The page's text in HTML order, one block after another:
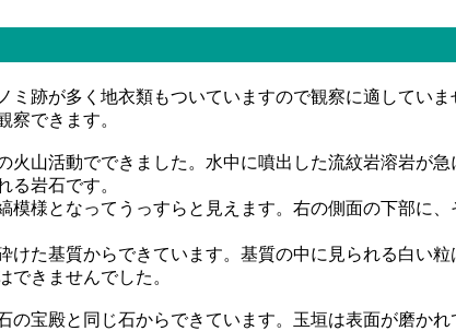
跡が多く地衣類もついていますので観察に適してい
察できます。
山活動でできました。水中に噴出した流紋岩溶岩が
る岩石です。
様となってうっすらと見えます。右の側面の下部に
た基質からできています。基質の中に見られる白い粒
できませんでした。
宝殿と同じ石からできています。玉垣は表面が磨か